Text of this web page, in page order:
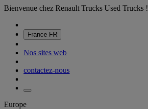
Bienvenue chez Renault Trucks Used Trucks !
France FR
Nos sites web
contactez-nous
Europe